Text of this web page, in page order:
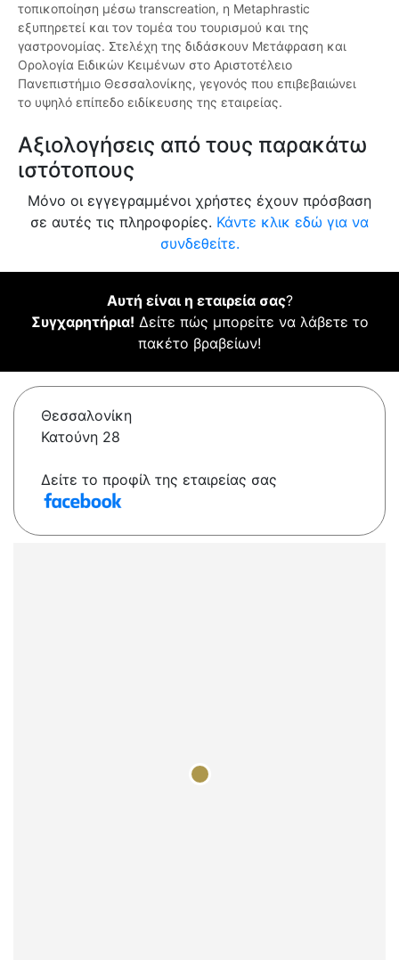
τοπικοποίηση μέσω transcreation, η Metaphrastic
εξυπηρετεί και τον τομέα του τουρισμού και της
γαστρονομίας. Στελέχη της διδάσκουν Μετάφραση και
Ορολογία Ειδικών Κειμένων στο Αριστοτέλειο
Πανεπιστήμιο Θεσσαλονίκης, γεγονός που επιβεβαιώνει
το υψηλό επίπεδο ειδίκευσης της εταιρείας.
Αξιολογήσεις από τους παρακάτω
ιστότοπους
Μόνο οι εγγεγραμμένοι χρήστες έχουν πρόσβαση
σε αυτές τις πληροφορίες. Κάντε κλικ εδώ για να
συνδεθείτε.
Αυτή είναι η εταιρεία σας?
Συγχαρητήρια! Δείτε πώς μπορείτε να λάβετε το
πακέτο βραβείων!
Θεσσαλονίκη
Κατούνη 28
Δείτε το προφίλ της εταιρείας σας